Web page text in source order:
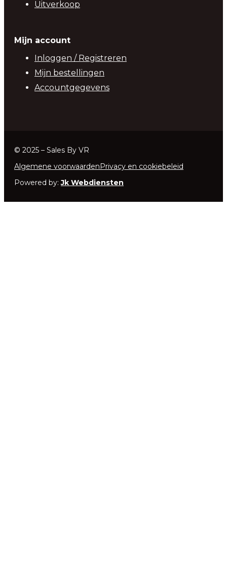
Uitverkoop
Mijn account
Inloggen / Registreren
Mijn bestellingen
Accountgegevens
© 2025 – Sales By VR
Algemene voorwaarden Privacy en cookiebeleid
Powered by:Jk Webdiensten